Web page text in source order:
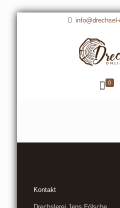
0
Kontakt